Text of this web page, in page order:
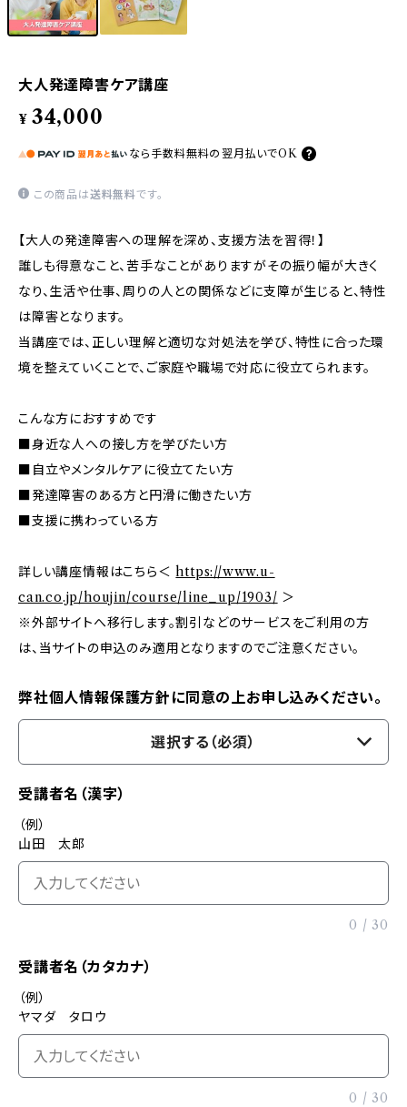
大人発達障害ケア講座
¥ 34,000
なら 手数料無料の 翌月払いでOK
この商品は送料無料です。
【大人の発達障害への理解を深め、支援方法を習得！】
誰しも得意なこと、苦手なことがありますがその振り幅が大きく
なり、生活や仕事、周りの人との関係などに支障が生じると、特性
は障害となります。
当講座では、正しい理解と適切な対処法を学び、特性に合った環
境を整えていくことで、ご家庭や職場で対応に役立てられます。
こんな方におすすめです
■身近な人への接し方を学びたい方
■自立やメンタルケアに役立てたい方
■発達障害のある方と円滑に働きたい方
■支援に携わっている方
詳しい講座情報はこちら＜https://www.u-
can.co.jp/houjin/course/line_up/1903/ ＞
※外部サイトへ移行します。割引などのサービスをご利用の方
は、当サイトの申込のみ適用となりますのでご注意ください。
弊社個人情報保護方針に同意の上お申し込みください。
選択する（必須）
受講者名（漢字）
（例）
山田 太郎
0 / 30
受講者名（カタカナ）
（例）
ヤマダ タロウ
0 / 30